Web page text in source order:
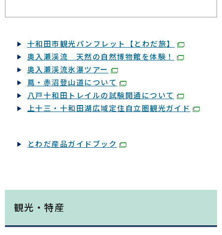
十和田市観光パンフレット【とわだ旅】
奥入瀬渓流 天然の自然博物館を体験！
奥入瀬渓流氷瀑ツアー
蔦・赤沼登山道について
八戸十和田トレイルの試験開通について
上十三・十和田湖広域定住自立圏観光ガイド
とわだ産品ガイドブック
観光・特産